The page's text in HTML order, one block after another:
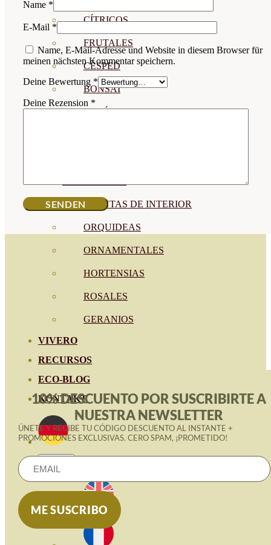
CÍTRICOS
FRUTALES
CÉSPED
BONSAI
CONÍFERAS Y SETOS
PLANTAS DE INTERIOR
ORQUIDEAS
ORNAMENTALES
HORTENSIAS
ROSALES
GERANIOS
VIVERO
RECURSOS
ECO-BLOG
KONTAKT
Name *
E-Mail *
Name, E-Mail-Adresse und Website in diesem Browser für
meinen nächsten Kommentar speichern.
Deine Bewertung *
Deine Rezension *
10% DESCUENTO POR SUSCRIBIRTE A
NUESTRA NEWSLETTER
ÚNETE Y RECIBE TU CÓDIGO DESCUENTO AL INSTANTE +
PROMOCIONES EXCLUSIVAS. CERO SPAM, ¡PROMETIDO!